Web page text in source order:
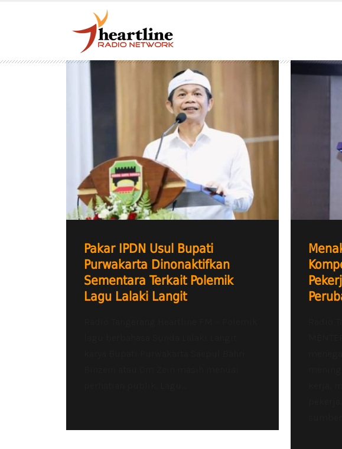
Pakar IPDN Usul Bupati
Purwakarta Dinonaktifkan
Sementara Terkait Polemik
Lagu Lalaki Langit